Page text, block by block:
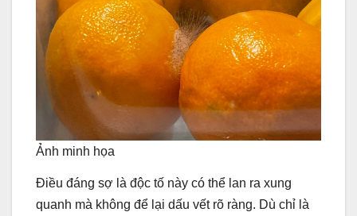
Ảnh minh họa
Điều đáng sợ là độc tố này có thể lan ra xung
quanh mà không để lại dấu vết rõ ràng. Dù chỉ là